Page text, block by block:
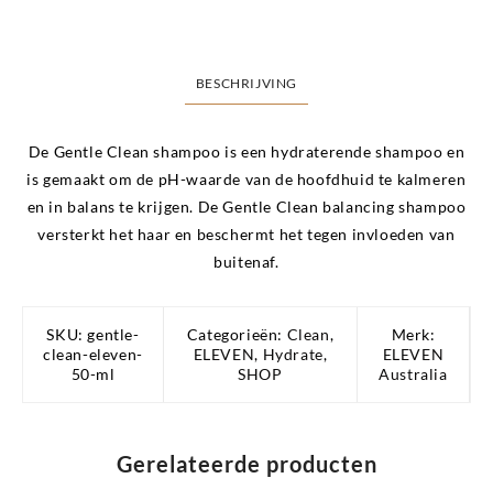
BESCHRIJVING
De Gentle Clean shampoo is een hydraterende shampoo en
is gemaakt om de pH-waarde van de hoofdhuid te kalmeren
en in balans te krijgen. De Gentle Clean balancing shampoo
versterkt het haar en beschermt het tegen invloeden van
buitenaf.
SKU:gentle-
clean-eleven-
50-ml
Categorieën: Clean,
ELEVEN, Hydrate,
SHOP
Merk:
ELEVEN
Australia
Gerelateerde producten